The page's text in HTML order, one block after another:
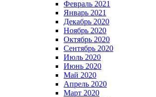
Февраль 2021
Январь 2021
Декабрь 2020
Ноябрь 2020
Октябрь 2020
Сентябрь 2020
Июль 2020
Июнь 2020
Май 2020
Апрель 2020
Март 2020